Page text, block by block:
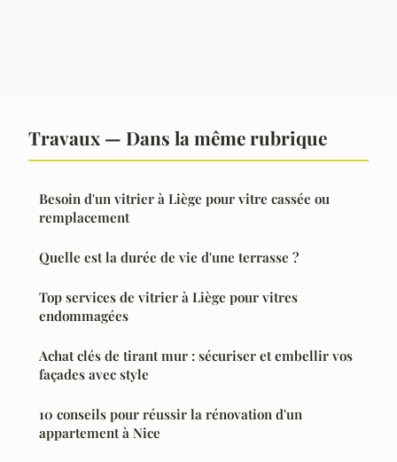
Travaux — Dans la même rubrique
Besoin d'un vitrier à Liège pour vitre cassée ou
remplacement
Quelle est la durée de vie d'une terrasse ?
Top services de vitrier à Liège pour vitres
endommagées
Achat clés de tirant mur : sécuriser et embellir vos
façades avec style
10 conseils pour réussir la rénovation d'un
appartement à Nice